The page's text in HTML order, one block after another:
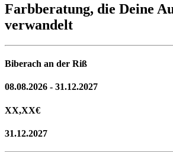
Farbberatung, die Deine
verwandelt
Biberach an der Riß
08.08.2026 - 31.12.2027
XX,XX€
31.12.2027